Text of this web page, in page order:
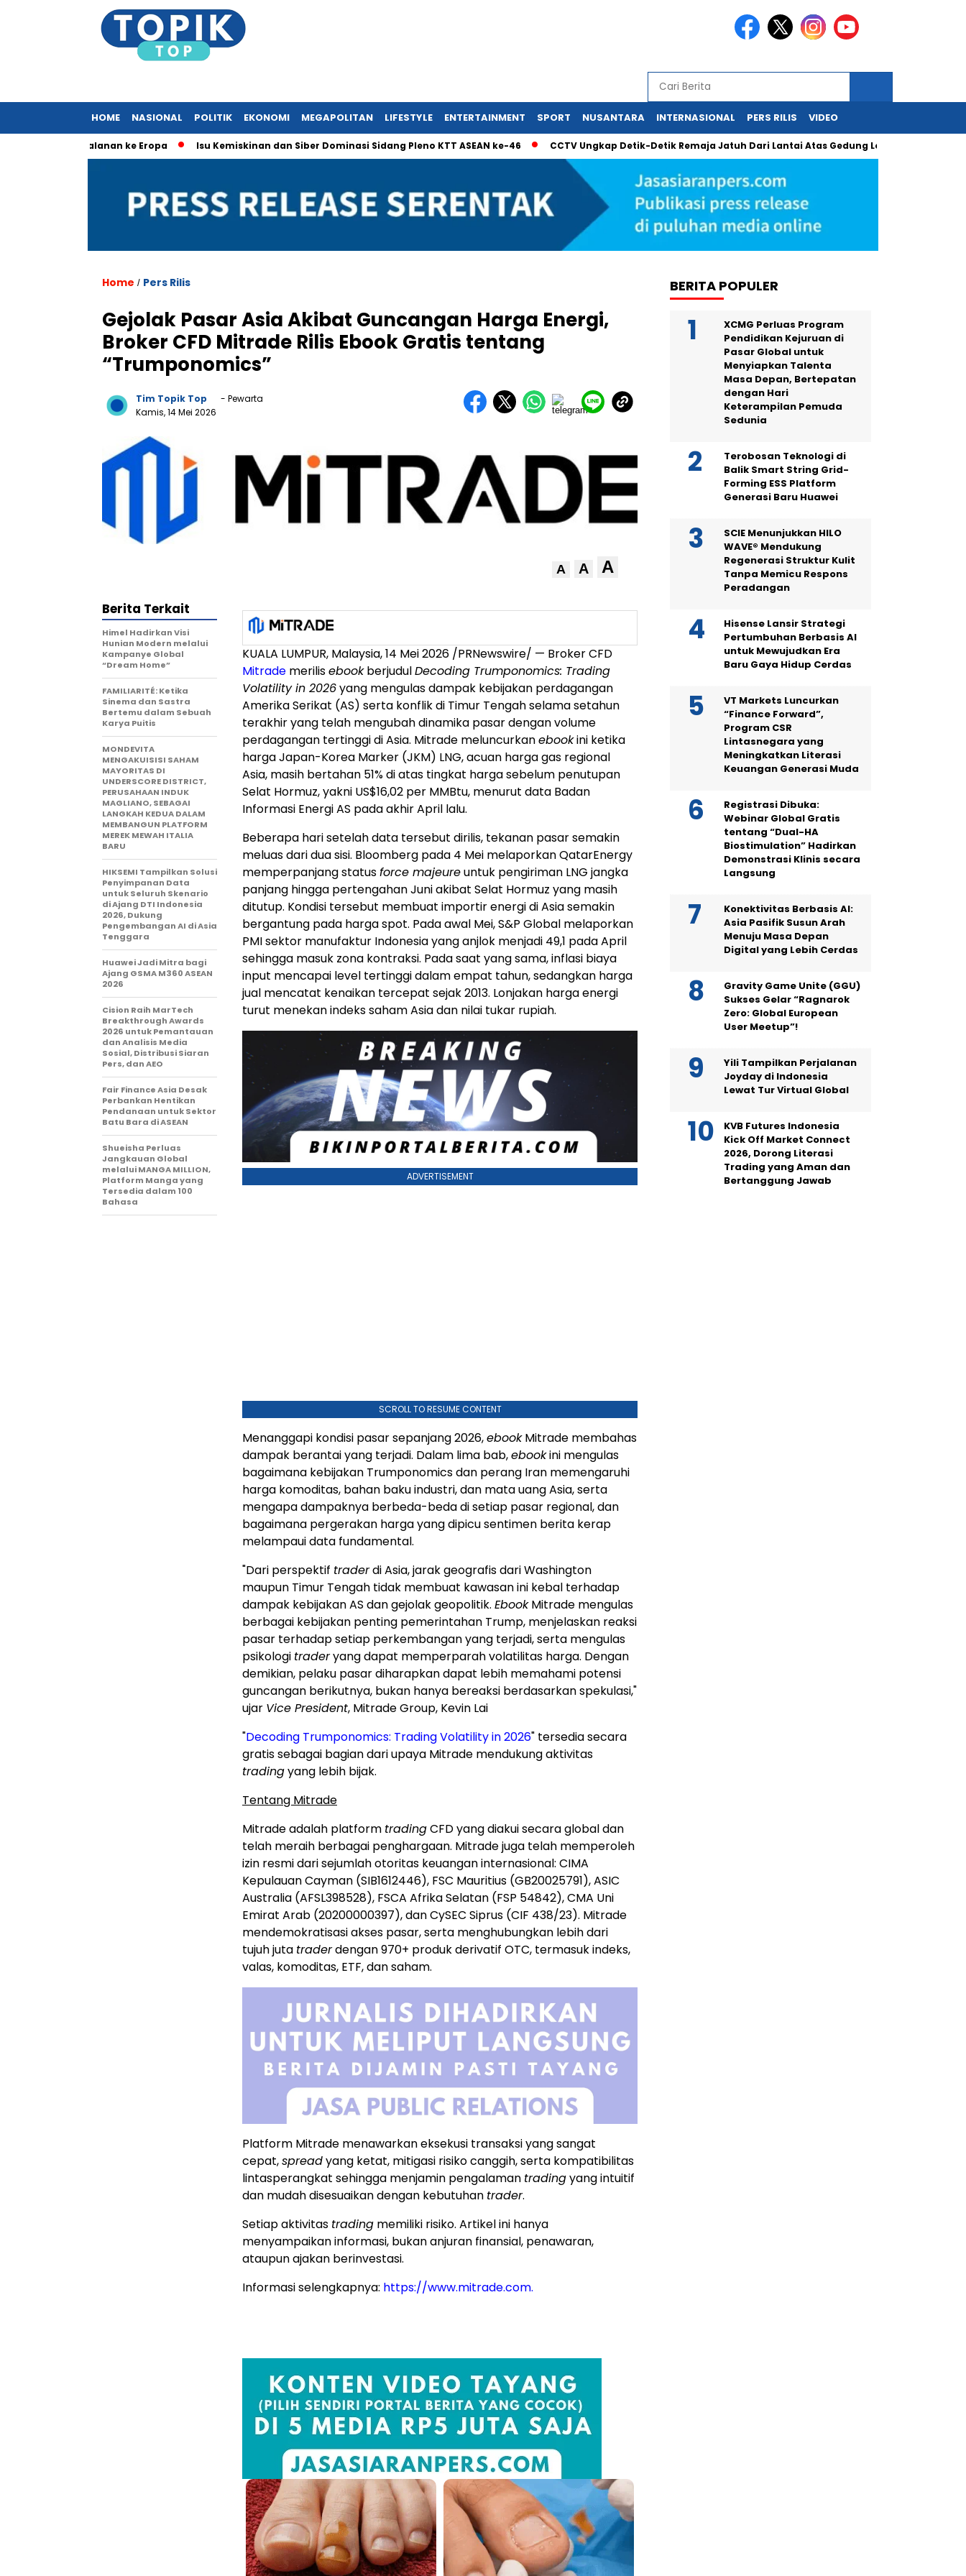
HOME NASIONAL POLITIK EKONOMI MEGAPOLITAN LIFESTYLE ENTERTAINMENT SPORT NUSANTARA INTERNASIONAL PERS RILIS VIDEO
Perjalanan ke Eropa Isu Kemiskinan dan Siber Dominasi Sidang Pleno KTT ASEAN ke-46 CCTV Ungkap Detik-Detik Remaja Jatuh Dari Lantai Atas Gedung Lotte Avenue Mega
Home / Pers Rilis
Gejolak Pasar Asia Akibat Guncangan Harga Energi,
Broker CFD Mitrade Rilis Ebook Gratis tentang
“Trumponomics”
Tim Topik Top
- Pewarta
Kamis, 14 Mei 2026
A A A
KUALA LUMPUR, Malaysia, 14 Mei 2026 /PRNewswire/ — Broker CFD
Mitrade merilisebookberjudulDecoding Trumponomics: Trading
Volatility in 2026yang mengulas dampak kebijakan perdagangan
Amerika Serikat (AS) serta konflik di Timur Tengah selama setahun
terakhir yang telah mengubah dinamika pasar dengan volume
perdagangan tertinggi di Asia. Mitrade meluncurkanebookini ketika
harga Japan-Korea Marker (JKM) LNG, acuan harga gas regional
Asia, masih bertahan 51% di atas tingkat harga sebelum penutupan
Selat Hormuz, yakni US$16,02 per MMBtu, menurut data Badan
Informasi Energi AS pada akhir April lalu.
Beberapa hari setelah data tersebut dirilis, tekanan pasar semakin
meluas dari dua sisi. Bloomberg pada 4 Mei melaporkan QatarEnergy
memperpanjang statusforce majeureuntuk pengiriman LNG jangka
panjang hingga pertengahan Juni akibat Selat Hormuz yang masih
ditutup. Kondisi tersebut membuat importir energi di Asia semakin
bergantung pada harga spot. Pada awal Mei, S&P Global melaporkan
PMI sektor manufaktur Indonesia yang anjlok menjadi 49,1 pada April
sehingga masuk zona kontraksi. Pada saat yang sama, inflasi biaya
input mencapai level tertinggi dalam empat tahun, sedangkan harga
jual mencatat kenaikan tercepat sejak 2013. Lonjakan harga energi
turut menekan indeks saham Asia dan nilai tukar rupiah.
ADVERTISEMENT
SCROLL TO RESUME CONTENT
Menanggapi kondisi pasar sepanjang 2026,ebookMitrade membahas
dampak berantai yang terjadi. Dalam lima bab,ebookini mengulas
bagaimana kebijakan Trumponomics dan perang Iran memengaruhi
harga komoditas, bahan baku industri, dan mata uang Asia, serta
mengapa dampaknya berbeda-beda di setiap pasar regional, dan
bagaimana pergerakan harga yang dipicu sentimen berita kerap
melampaui data fundamental.
"Dari perspektif traderdi Asia, jarak geografis dari Washington
maupun Timur Tengah tidak membuat kawasan ini kebal terhadap
dampak kebijakan AS dan gejolak geopolitik. EbookMitrade mengulas
berbagai kebijakan penting pemerintahan Trump, menjelaskan reaksi
pasar terhadap setiap perkembangan yang terjadi, serta mengulas
psikologi traderyang dapat memperparah volatilitas harga. Dengan
demikian, pelaku pasar diharapkan dapat lebih memahami potensi
guncangan berikutnya, bukan hanya bereaksi berdasarkan spekulasi,"
ujar Vice President, Mitrade Group, Kevin Lai
"Decoding Trumponomics: Trading Volatility in 2026" tersedia secara
gratis sebagai bagian dari upaya Mitrade mendukung aktivitas
tradingyang lebih bijak.
Tentang Mitrade
Mitrade adalah platform tradingCFD yang diakui secara global dan
telah meraih berbagai penghargaan. Mitrade juga telah memperoleh
izin resmi dari sejumlah otoritas keuangan internasional: CIMA
Kepulauan Cayman (SIB1612446), FSC Mauritius (GB20025791), ASIC
Australia (AFSL398528), FSCA Afrika Selatan (FSP 54842), CMA Uni
Emirat Arab (20200000397), dan CySEC Siprus (CIF 438/23). Mitrade
mendemokratisasi akses pasar, serta menghubungkan lebih dari
tujuh juta traderdengan 970+ produk derivatif OTC, termasuk indeks,
valas, komoditas, ETF, dan saham.
Platform Mitrade menawarkan eksekusi transaksi yang sangat
cepat,spreadyang ketat, mitigasi risiko canggih, serta kompatibilitas
lintasperangkat sehingga menjamin pengalaman tradingyang intuitif
dan mudah disesuaikan dengan kebutuhan trader.
Setiap aktivitas trading memiliki risiko. Artikel ini hanya
menyampaikan informasi, bukan anjuran finansial, penawaran,
ataupun ajakan berinvestasi.
Informasi selengkapnya: https://www.mitrade.com.
Berita Terkait
Himel Hadirkan Visi
Hunian Modern melalui
Kampanye Global
“Dream Home”
FAMILIARITÉ: Ketika
Sinema dan Sastra
Bertemu dalam Sebuah
Karya Puitis
MONDEVITA
MENGAKUISISI SAHAM
MAYORITAS DI
UNDERSCORE DISTRICT,
PERUSAHAAN INDUK
MAGLIANO, SEBAGAI
LANGKAH KEDUA DALAM
MEMBANGUN PLATFORM
MEREK MEWAH ITALIA
BARU
HIKSEMI Tampilkan Solusi
Penyimpanan Data
untuk Seluruh Skenario
di Ajang DTI Indonesia
2026, Dukung
Pengembangan AI di Asia
Tenggara
Huawei Jadi Mitra bagi
Ajang GSMA M360 ASEAN
2026
Cision Raih MarTech
Breakthrough Awards
2026 untuk Pemantauan
dan Analisis Media
Sosial, Distribusi Siaran
Pers, dan AEO
Fair Finance Asia Desak
Perbankan Hentikan
Pendanaan untuk Sektor
Batu Bara di ASEAN
Shueisha Perluas
Jangkauan Global
melalui MANGA MILLION,
Platform Manga yang
Tersedia dalam 100
Bahasa
BERITA POPULER
XCMG Perluas Program
Pendidikan Kejuruan di
Pasar Global untuk
Menyiapkan Talenta
Masa Depan, Bertepatan
dengan Hari
Keterampilan Pemuda
Sedunia
Terobosan Teknologi di
Balik Smart String Grid-
Forming ESS Platform
Generasi Baru Huawei
SCIE Menunjukkan HILO
WAVE® Mendukung
Regenerasi Struktur Kulit
Tanpa Memicu Respons
Peradangan
Hisense Lansir Strategi
Pertumbuhan Berbasis AI
untuk Mewujudkan Era
Baru Gaya Hidup Cerdas
VT Markets Luncurkan
“Finance Forward”,
Program CSR
Lintasnegara yang
Meningkatkan Literasi
Keuangan Generasi Muda
Registrasi Dibuka:
Webinar Global Gratis
tentang “Dual-HA
Biostimulation” Hadirkan
Demonstrasi Klinis secara
Langsung
Konektivitas Berbasis AI:
Asia Pasifik Susun Arah
Menuju Masa Depan
Digital yang Lebih Cerdas
Gravity Game Unite (GGU)
Sukses Gelar “Ragnarok
Zero: Global European
User Meetup”!
Yili Tampilkan Perjalanan
Joyday di Indonesia
Lewat Tur Virtual Global
KVB Futures Indonesia
Kick Off Market Connect
2026, Dorong Literasi
Trading yang Aman dan
Bertanggung Jawab